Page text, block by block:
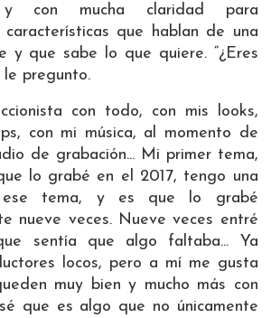
y con mucha claridad para
características que hablan de una
y que sabe lo que quiere. “¿Eres
le pregunto.
con todo, con mis looks,
con mi música, al momento de
de grabación... Mi primer tema,
lo grabé en el 2017, tengo una
ese tema, y es que lo grabé
nueve veces. Nueve veces entré
sentía que algo faltaba... Ya
locos, pero a mí me gusta
muy bien y mucho más con
que es algo que no únicamente